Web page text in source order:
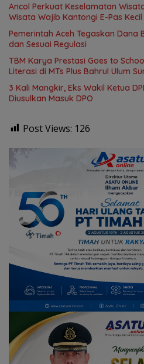
Ancol Perkuat Keselamatan
Wisata Wajib Kantongi E-Pas Kecil
Pemerintah Aceh Tegaskan Dana
dan Sesuai Regulasi
TBM Karya Prestasi Goes to
Literasi di MTs Plus Bahrul Ulum
3 Kali Mangkir, Eks Wakil Ketua
Diusulkan Masuk DPO
Post Views: 126